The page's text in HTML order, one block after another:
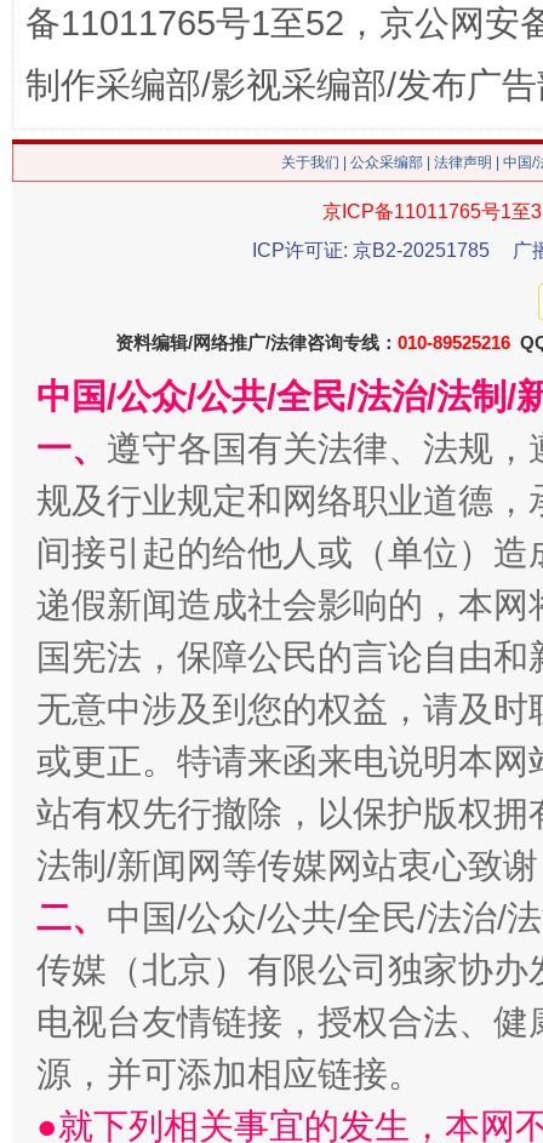
魏明亮
“刷贴”乱象丛生
揭批美国五大"原罪" "炒
解纷+调解+退费，一次搞定
备11011765号1至52，京公网安
制作采编部/影视采编部/发布广
关于我们 公众采编部 法律声明 | 中国
京ICP备11011765号1至
ICP许可证: 京B2-20251785
广
资料编辑/网络推广/法律咨询专线： 010-89525216
中国/公众/公共/全民/法治/法制/
一、 遵守各国有关法律、法规
规及行业规定和网络职业道德
间接引起的给他人或（单位）
递假新闻造成社会影响的，本
国宪法，保障公民的言论自由
无意中涉及到您的权益，请及
或更正。特请来函来电说明本
站有权先行撤除，以保护版权
法制/新闻网等传媒网站衷心致
二、 中国/公众/公共/全民/法治/
传媒（北京）有限公司独家协
电视台友情链接，授权合法、
源，并可添加相应链接。
●就下列相关事宜的发生，本网